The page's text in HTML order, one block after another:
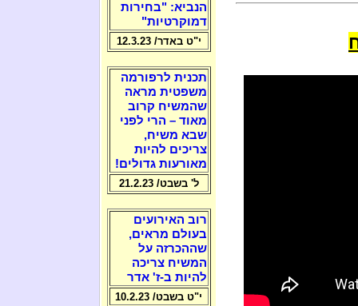
הנביא: "בחירות
דמוקרטיות"
י"ט באדר/ 12.3.23
תכנית לרפורמה
משפטית מראה
שהמשיח קרוב
מאוד – הרי לפני
שבא משיח,
צריכים להיות
מאורעות גדולים!
ל' בשבט/ 21.2.23
רוב האירועים
בעולם מראים,
שההכרזה על
המשיח צריכה
להיות ב-ז' אדר
י"ט בשבט/ 10.2.23